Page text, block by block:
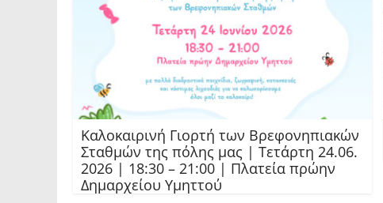
Καλοκαιρινή Γιορτή των Βρεφονηπιακών
Σταθμών της πόλης μας | Τετάρτη 24.06.
2026 | 18:30 – 21:00 | Πλατεία πρώην
Δημαρχείου Υμηττού